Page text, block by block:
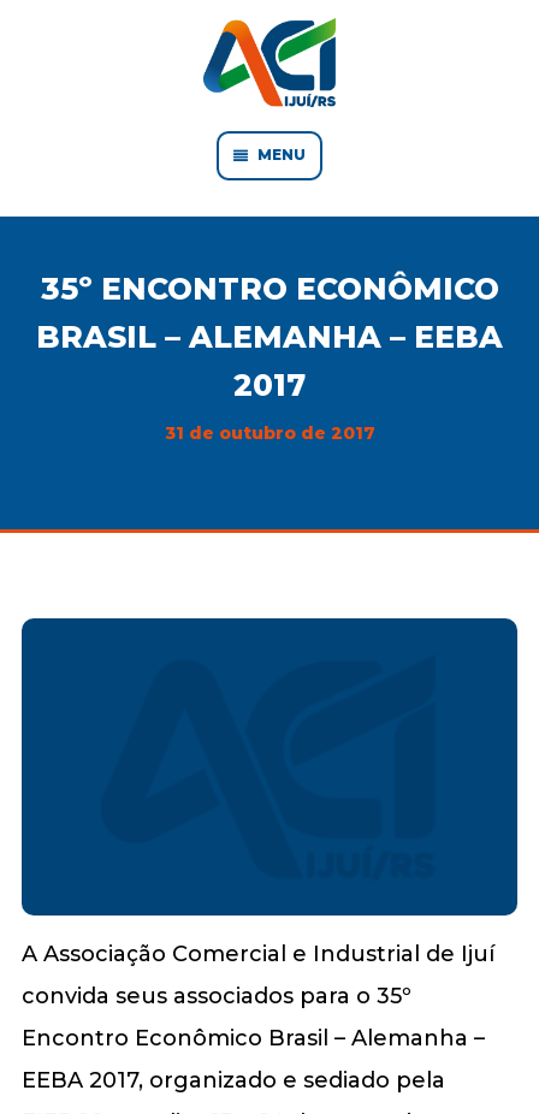
MENU
35º ENCONTRO ECONÔMICO
BRASIL – ALEMANHA – EEBA
2017
31 de outubro de 2017
A Associação Comercial e Industrial de Ijuí
convida seus associados para o 35º
Encontro Econômico Brasil – Alemanha –
EEBA 2017, organizado e sediado pela